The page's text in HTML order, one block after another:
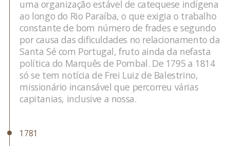
uma organização estável de catequese indígena
ao longo do Rio Paraíba, o que exigia o trabalho
constante de bom número de frades e segundo
por causa das dificuldades no relacionamento da
Santa Sé com Portugal, fruto ainda da nefasta
política do Marquês de Pombal. De 1795 a 1814
só se tem notícia de Frei Luiz de Balestrino,
missionário incansável que percorreu várias
capitanias, inclusive a nossa.
1781